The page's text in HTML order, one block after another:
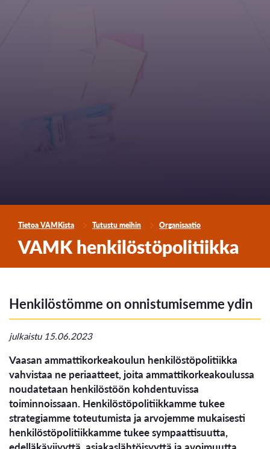
Tietoa VAMKista Tutustu meihin Organisaatio
VAMK henkilöstöpolitiikka
Henkilöstömme on onnistumisemme ydin
julkaistu 15.06.2023
Vaasan ammattikorkeakoulun henkilöstöpolitiikka
vahvistaa ne periaatteet, joita ammattikorkeakoulussa
noudatetaan henkilöstöön kohdentuvissa
toiminnoissaan. Henkilöstöpolitiikkamme tukee
strategiamme toteutumista ja arvojemme mukaisesti
henkilöstöpolitiikkamme tukee sympaattisuutta,